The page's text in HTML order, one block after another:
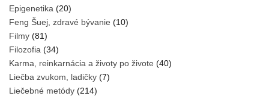
Epigenetika (20)
Feng Šuej, zdravé bývanie (10)
Filmy (81)
Filozofia (34)
Karma, reinkarnácia a životy po živote (40)
Liečba zvukom, ladičky (7)
Liečebné metódy (214)